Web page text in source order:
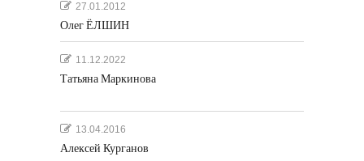
27.01.2012
Олег ЁЛШИН
11.12.2022
Татьяна Маркинова
13.04.2016
Алексей Курганов